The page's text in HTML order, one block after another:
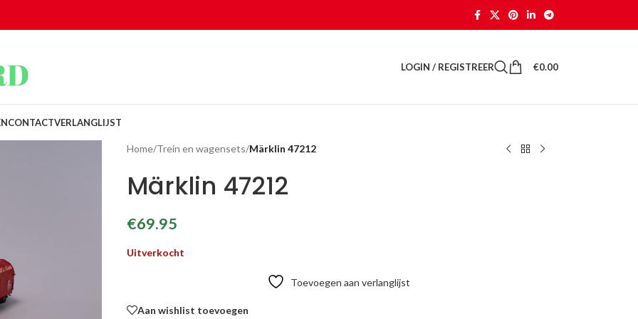
LOGIN / REGISTREER €0.00
CONTACTVERLANGLIJST
Home/Trein en wagensets/Märklin 47212
Märklin 47212
€69.95
Uitverkocht
Toevoegen aan verlanglijst
Aan wishlist toevoegen